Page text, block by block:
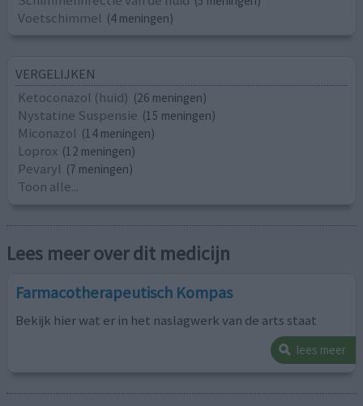
Voetschimmel (4 meningen)
VERGELIJKEN
Ketoconazol (huid) (26 meningen)
Nystatine Suspensie (15 meningen)
Miconazol (14 meningen)
Loprox (12 meningen)
Pevaryl (7 meningen)
Toon alle...
Lees meer over dit medicijn
Farmacotherapeutisch Kompas
Bekijk hier wat er in het naslagwerk van de arts staat
lees meer